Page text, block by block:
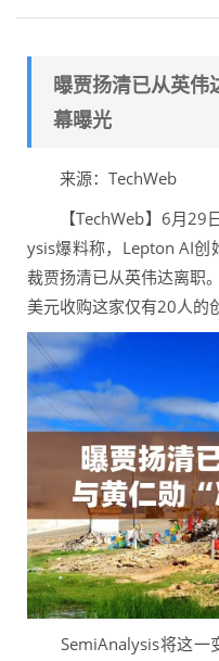
曝贾扬清已从英伟
幕曝光
来源：TechWeb
【TechWeb】6月29日
ysis爆料称，Lepton AI创
裁贾扬清已从英伟达离职
美元收购这家仅有20人的
SemiAnalysis将这一变